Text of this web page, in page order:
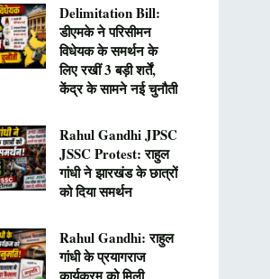
Delimitation Bill:
डीएमके ने परिसीमन
विधेयक के समर्थन के
लिए रखीं 3 बड़ी शर्तें,
केंद्र के सामने नई चुनौती
Rahul Gandhi JPSC
JSSC Protest: राहुल
गांधी ने झारखंड के छात्रों
को दिया समर्थन
Rahul Gandhi: राहुल
गांधी के प्रयागराज